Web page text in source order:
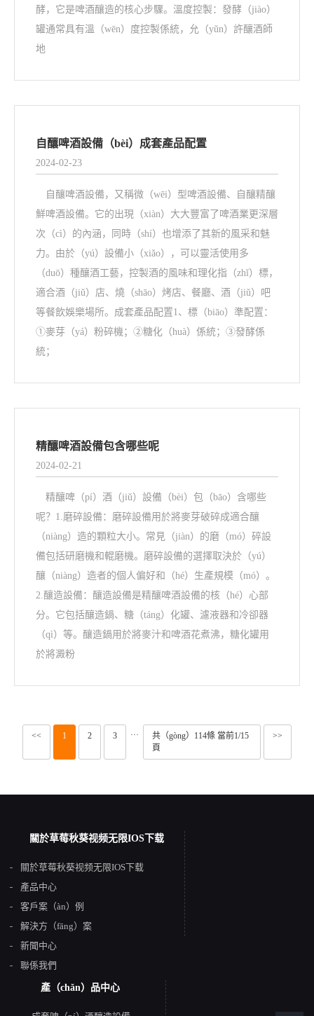
酵，它是啤酒釀造的核心步驟。溫度控製：發酵（jiào）
罐通常具有溫（wēn）度控製係統，允（yǔn）許釀酒師
地
自釀啤酒設備（bèi）成套產品配置
2024-02-23
自釀啤酒設備，又稱微（wēi）型啤酒設備、自釀精釀
鮮啤酒設備。它的出現（xiàn）大大豐富了啤酒業更深層
次（cì）的內涵，同時（shí）也增添了其新的風采和魅
力。由於（yú）設備小（xiǎo），可以靈活使用多
（duō）種釀酒工藝，控製酒的風味和理化指（zhǐ）標，
適合酒（jiǔ）店、燒（shāo）烤店、餐廳、酒（jiǔ）吧
等餐飲娛樂場所。成套產品配置1、標（biāo）準配置：
①麥芽（yá）粉碎機；②糖化（huà）係統；③發酵係
統；
精釀啤酒設備包含哪些呢
2024-02-21
精釀啤（pí）酒（jiǔ）設備（bèi）包（bāo）含哪些
呢？1.磨碎設備：磨碎設備用於將麥芽破碎成適合釀
（niàng）造的顆粒大小。常見（jiàn）的磨（mó）碎設
備包括研磨機和輥磨機。磨碎設備的選擇取決於（yú）
釀（niàng）造者的個人偏好和（hé）生產規模（mó）。
2.釀造設備：釀造設備是精釀啤酒設備的核（hé）心部
分。它包括釀造鍋、糖（táng）化罐、濾液器和冷卻器
（qì）等。釀造鍋用於將麥汁和啤酒花煮沸，糖化罐用
於將澱粉
<< 1 2 3 ···
共（gòng）114條 當前1/15
頁
>>
關於草莓秋葵视频无限IOS下载
關於草莓秋葵视频无限IOS下载
產品中心
客戶案（àn）例
解決方（fāng）案
新聞中心
聯係我們
產（chǎn）品中心